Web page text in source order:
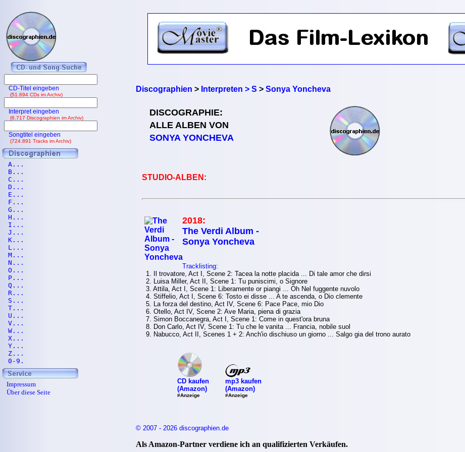
Discographien > Interpreten > S > Sonya Yoncheva
DISCOGRAPHIE:
ALLE ALBEN VON
SONYA YONCHEVA
STUDIO-ALBEN:
2018:
The Verdi Album -
Sonya Yoncheva
Tracklisting:
1. Il trovatore, Act I, Scene 2: Tacea la notte placida ... Di tale amor che dirsi
2. Luisa Miller, Act II, Scene 1: Tu puniscimi, o Signore
3. Attila, Act I, Scene 1: Liberamente or piangi ... Oh Nel fuggente nuvolo
4. Stiffelio, Act I, Scene 6: Tosto ei disse ... A te ascenda, o Dio clemente
5. La forza del destino, Act IV, Scene 6: Pace Pace, mio Dio
6. Otello, Act IV, Scene 2: Ave Maria, piena di grazia
7. Simon Boccanegra, Act I, Scene 1: Come in quest'ora bruna
8. Don Carlo, Act IV, Scene 1: Tu che le vanita ... Francia, nobile suol
9. Nabucco, Act II, Scenes 1 + 2: Anch'io dischiuso un giorno ... Salgo gia del trono aurato
CD kaufen
(Amazon)
#Anzeige
mp3 kaufen
(Amazon)
#Anzeige
© 2007 - 2026 discographien.de
Als Amazon-Partner verdiene ich an qualifizierten Verkäufen.
CD-Titel eingeben
(51.694 CDs im Archiv)
Interpret eingeben
(6.717 Discographien im Archiv)
Songtitel eingeben
(724.891 Tracks im Archiv)
A...
B...
C...
D...
E...
F...
G...
H...
I...
J...
K...
L...
M...
N...
O...
P...
Q...
R...
S...
T...
U...
V...
W...
X...
Y...
Z...
0-9.
Impressum
Über diese Seite